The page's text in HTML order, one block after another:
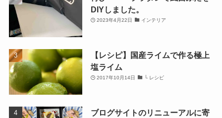
DIYしました。
2023年4月22日 インテリア
【レシピ】国産ライムで作る極上
塩ライム
2017年10月14日 └ レシピ
ブログサイトのリニューアルに寄